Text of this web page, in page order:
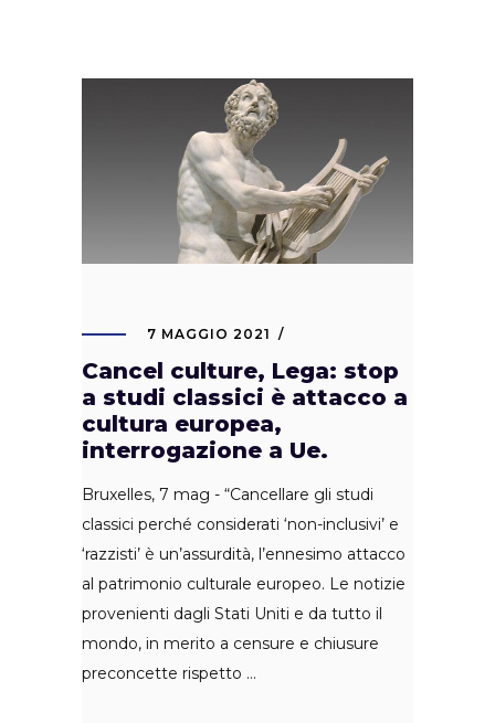
7 MAGGIO 2021
Cancel culture, Lega: stop
a studi classici è attacco a
cultura europea,
interrogazione a Ue.
Bruxelles, 7 mag - “Cancellare gli studi
classici perché considerati ‘non-inclusivi’ e
‘razzisti’ è un’assurdità, l’ennesimo attacco
al patrimonio culturale europeo. Le notizie
provenienti dagli Stati Uniti e da tutto il
mondo, in merito a censure e chiusure
preconcette rispetto